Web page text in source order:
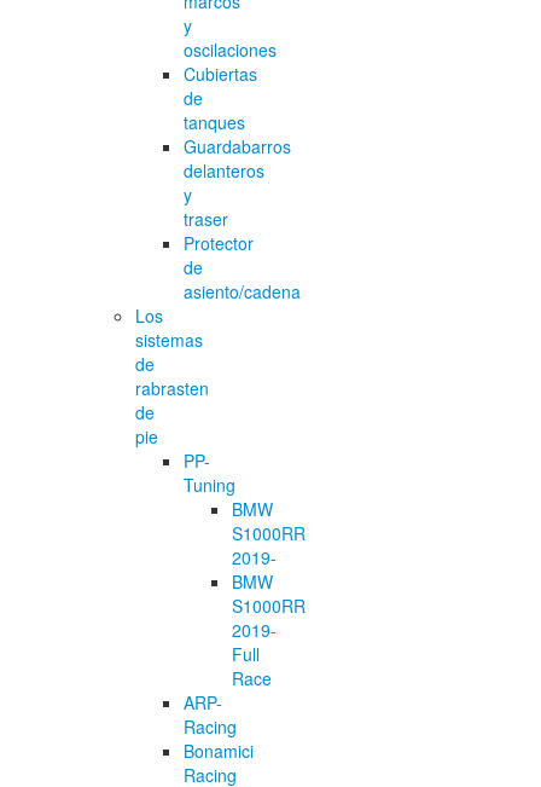
y
oscilaciones
Cubiertas
de
tanques
Guardabarros
delanteros
y
traser
Protector
de
asiento/cadena
Los
sistemas
de
rabrasten
de
pie
PP-
Tuning
BMW
S1000RR
2019-
BMW
S1000RR
2019-
Full
Race
ARP-
Racing
Bonamici
Racing